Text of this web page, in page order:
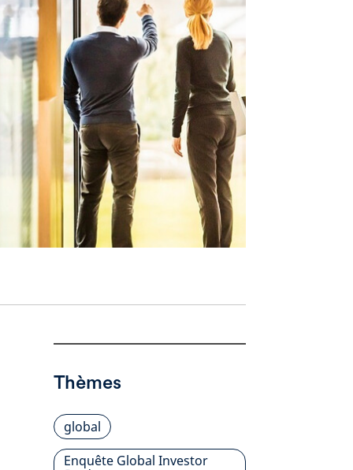
Thèmes
global
Enquête Global Investor